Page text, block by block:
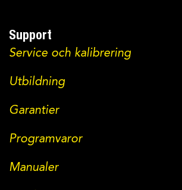
Support
Service och kalibrering
Utbildning
Garantier
Programvaror
Manualer